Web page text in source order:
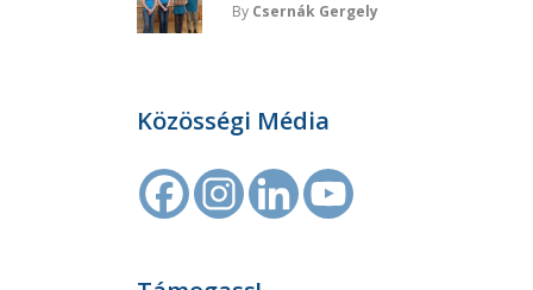
By Csernák Gergely
Közösségi Média